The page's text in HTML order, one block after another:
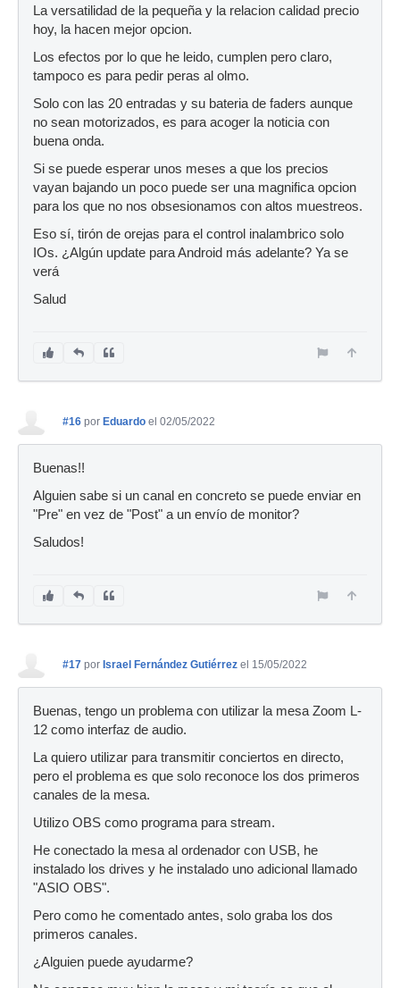
La versatilidad de la pequeña y la relacion calidad precio
hoy, la hacen mejor opcion.
Los efectos por lo que he leido, cumplen pero claro,
tampoco es para pedir peras al olmo.
Solo con las 20 entradas y su bateria de faders aunque
no sean motorizados, es para acoger la noticia con
buena onda.
Si se puede esperar unos meses a que los precios
vayan bajando un poco puede ser una magnifica opcion
para los que no nos obsesionamos con altos muestreos.
Eso sí, tirón de orejas para el control inalambrico solo
IOs. ¿Algún update para Android más adelante? Ya se
verá
Salud
#16 por Eduardo el 02/05/2022
Buenas!!
Alguien sabe si un canal en concreto se puede enviar en
"Pre" en vez de "Post" a un envío de monitor?
Saludos!
#17 por Israel Fernández Gutiérrez el 15/05/2022
Buenas, tengo un problema con utilizar la mesa Zoom L-
12 como interfaz de audio.
La quiero utilizar para transmitir conciertos en directo,
pero el problema es que solo reconoce los dos primeros
canales de la mesa.
Utilizo OBS como programa para stream.
He conectado la mesa al ordenador con USB, he
instalado los drives y he instalado uno adicional llamado
"ASIO OBS".
Pero como he comentado antes, solo graba los dos
primeros canales.
¿Alguien puede ayudarme?